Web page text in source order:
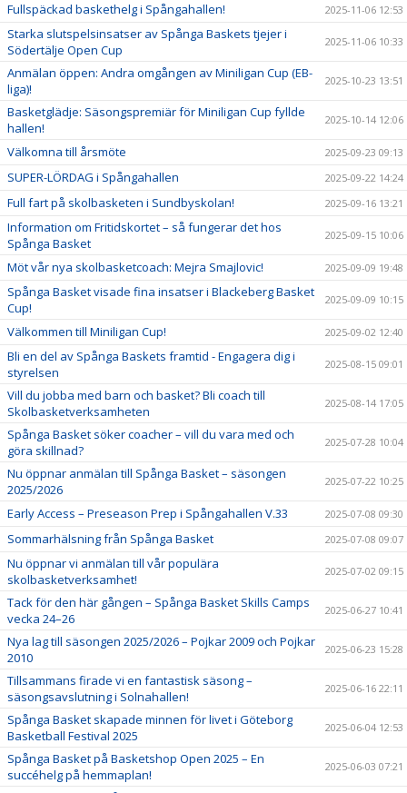
Fullspäckad baskethelg i Spångahallen! 2025-11-06 12:53
Starka slutspelsinsatser av Spånga Baskets tjejer i
Södertälje Open Cup
2025-11-06 10:33
Anmälan öppen: Andra omgången av Miniligan Cup (EB-
liga)!
2025-10-23 13:51
Basketglädje: Säsongspremiär för Miniligan Cup fyllde
hallen!
2025-10-14 12:06
Välkomna till årsmöte 2025-09-23 09:13
SUPER-LÖRDAG i Spångahallen 2025-09-22 14:24
Full fart på skolbasketen i Sundbyskolan! 2025-09-16 13:21
Information om Fritidskortet – så fungerar det hos
Spånga Basket
2025-09-15 10:06
Möt vår nya skolbasketcoach: Mejra Smajlovic! 2025-09-09 19:48
Spånga Basket visade fina insatser i Blackeberg Basket
Cup!
2025-09-09 10:15
Välkommen till Miniligan Cup! 2025-09-02 12:40
Bli en del av Spånga Baskets framtid - Engagera dig i
styrelsen
2025-08-15 09:01
Vill du jobba med barn och basket? Bli coach till
Skolbasketverksamheten
2025-08-14 17:05
Spånga Basket söker coacher – vill du vara med och
göra skillnad?
2025-07-28 10:04
Nu öppnar anmälan till Spånga Basket – säsongen
2025/2026
2025-07-22 10:25
Early Access – Preseason Prep i Spångahallen V.33 2025-07-08 09:30
Sommarhälsning från Spånga Basket 2025-07-08 09:07
Nu öppnar vi anmälan till vår populära
skolbasketverksamhet!
2025-07-02 09:15
Tack för den här gången – Spånga Basket Skills Camps
vecka 24–26
2025-06-27 10:41
Nya lag till säsongen 2025/2026 – Pojkar 2009 och Pojkar
2010
2025-06-23 15:28
Tillsammans firade vi en fantastisk säsong –
säsongsavslutning i Solnahallen!
2025-06-16 22:11
Spånga Basket skapade minnen för livet i Göteborg
Basketball Festival 2025
2025-06-04 12:53
Spånga Basket på Basketshop Open 2025 – En
succéhelg på hemmaplan!
2025-06-03 07:21